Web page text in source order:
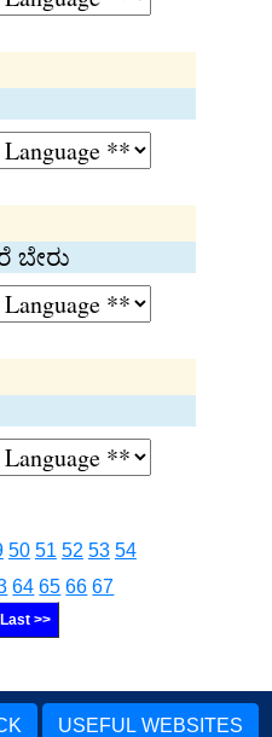
50 51 52 53 54
64 65 66 67
>>
USEFUL WEBSITES